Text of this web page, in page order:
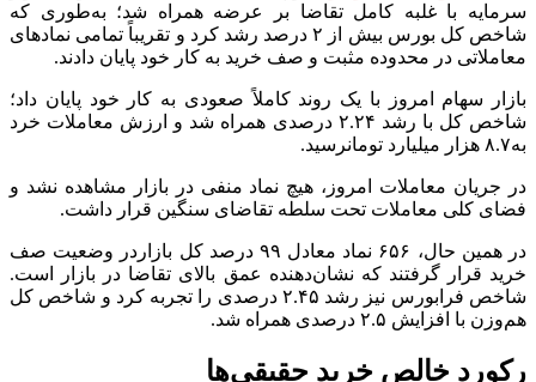
سرمایه با غلبه کامل تقاضا بر عرضه همراه شد؛ به‌طوری که
شاخص کل بورس بیش از ۲ درصد رشد کرد و تقریباً تمامی نماد‌های
معاملاتی در محدوده مثبت و صف خرید به کار خود پایان دادند.
بازار سهام امروز با یک روند کاملاً صعودی به کار خود پایان داد؛
شاخص کل با رشد ۲.۲۴ درصدی همراه شد و ارزش معاملات خرد
به۸.۷ هزار میلیارد تومانرسید.
در جریان معاملات امروز، هیچ نماد منفی در بازار مشاهده نشد و
فضای کلی معاملات تحت سلطه تقاضای سنگین قرار داشت.
در همین حال، ۶۵۶ نماد معادل ۹۹ درصد کل بازاردر وضعیت صف
خرید قرار گرفتند که نشان‌دهنده عمق بالای تقاضا در بازار است.
شاخص فرابورس نیز رشد ۲.۴۵ درصدی را تجربه کرد و شاخص کل
هم‌وزن با افزایش ۲.۵ درصدی همراه شد.
رکورد خالص خرید حقیقی‌ها